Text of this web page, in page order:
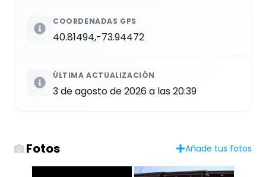
COORDENADAS GPS
40.81494,-73.94472
ÚLTIMA ACTUALIZACIÓN
3 de agosto de 2026 a las 20:39
Fotos Añade tus fotos